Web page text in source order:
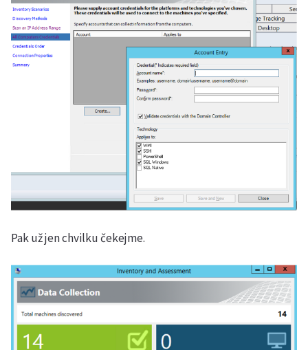
Pak už jen chvilku čekejme.